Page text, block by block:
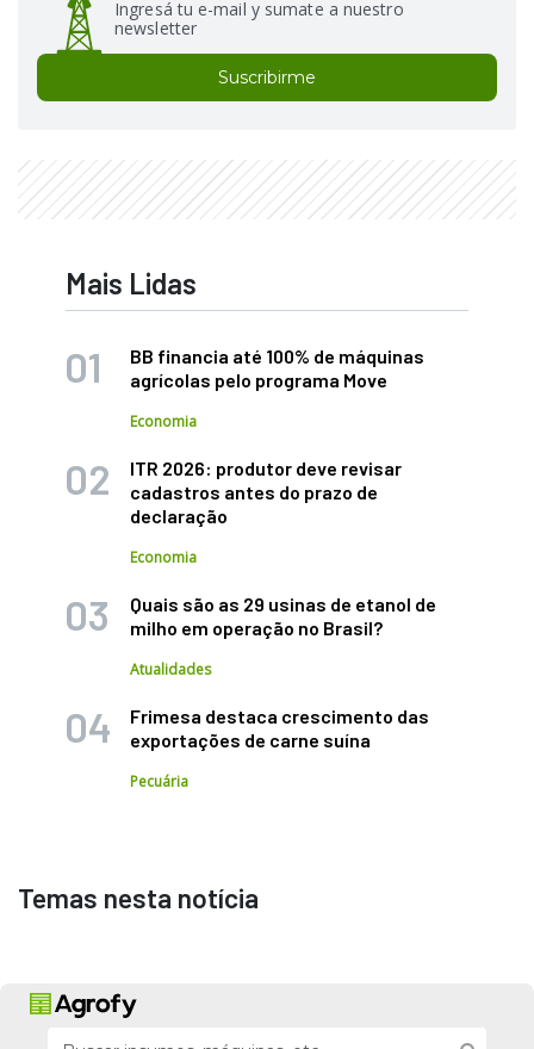
Ingresá tu e-mail y sumate a nuestro
newsletter
Suscribirme
Mais Lidas
BB financia até 100% de máquinas
agrícolas pelo programa Move
Economia
ITR 2026: produtor deve revisar
cadastros antes do prazo de
declaração
Economia
Quais são as 29 usinas de etanol de
milho em operação no Brasil?
Atualidades
Frimesa destaca crescimento das
exportações de carne suína
Pecuária
Temas nesta notícia